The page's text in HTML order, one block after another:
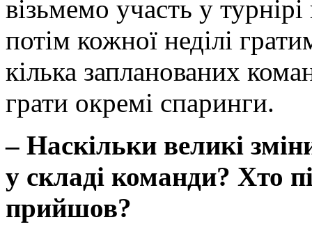
візьмемо участь у
потім кожної неділі
кілька запланованих
грати окремі спаринги.
– Наскільки великі
у складі команди? Хто
прийшов?